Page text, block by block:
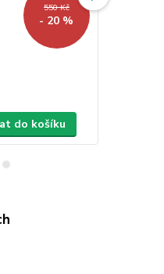
550 Kč
- 20 %
do košíku